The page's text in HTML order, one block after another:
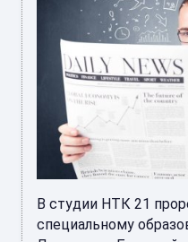
В студии НТК 21
специальному